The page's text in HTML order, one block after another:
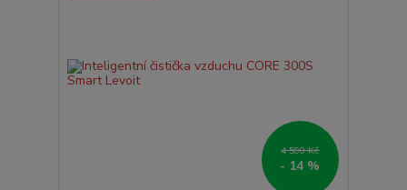
4 590 Kč
- 14 %